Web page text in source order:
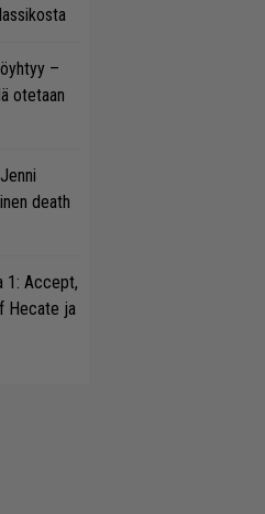
–
otetaan
death
1: Accept,
Hecate ja